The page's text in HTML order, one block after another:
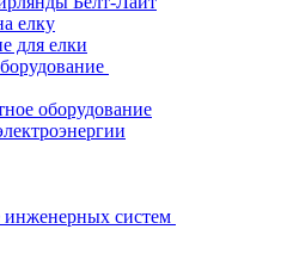
елку
для елки
оборудование
инженерных систем